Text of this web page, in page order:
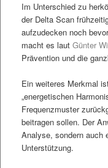
Im Unterschied zu
der Delta Scan
aufzudecken noch
macht es laut Günter
Prävention und die
Ein weiteres Merkmal
„energetischen
Frequenzmuster
beitragen sollen. Der
Analyse, sondern auch
Unterstützung.